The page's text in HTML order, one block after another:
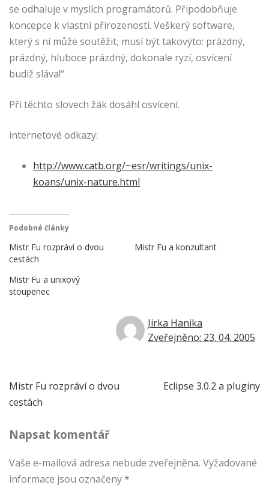
se odhaluje v myslích programátorů. Připodobňuje
koncepce k vlastní přirozenosti. Veškerý software,
který s ní může soutěžit, musí být takovýto: prázdný,
prázdný, hluboce prázdný, dokonale ryzí, osvícení
budiž sláva!“
Při těchto slovech žák dosáhl osvícení.
internetové odkazy:
http://www.catb.org/~esr/writings/unix-
koans/unix-nature.html
Podobné články
Mistr Fu rozpráví o dvou
cestách
Mistr Fu a konzultant
Mistr Fu a unixový
stoupenec
Jirka Hanika
Zveřejněno: 23. 04. 2005
Navigace
příspěvek
Mistr Fu rozpráví o dvou
cestách
Eclipse 3.0.2 a pluginy
Napsat komentář
Vaše e-mailová adresa nebude zveřejněna. Vyžadované
informace jsou označeny *